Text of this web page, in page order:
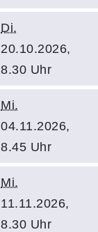
Di.
20.10.2026,
8.30 Uhr
Mi.
04.11.2026,
8.45 Uhr
Mi.
11.11.2026,
8.30 Uhr